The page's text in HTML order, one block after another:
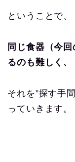
ということで、
同じ食器（今
るのも難しく、
それを”探す手
っていきます。